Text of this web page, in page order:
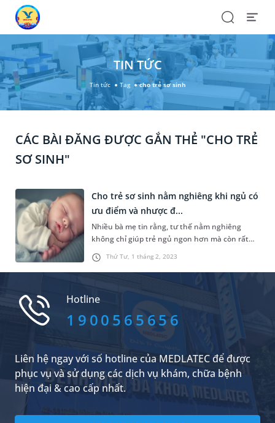
SearchOpen
TIN TỨC
Tin tức Tag cho trẻ sơ sinh
CÁC BÀI ĐĂNG ĐƯỢC GẮN THẺ "CHO TRẺ
SƠ SINH"
Thứ Tư, 1 tháng 2, 2023
Cho trẻ sơ sinh nằm nghiêng khi ngủ có
ưu điểm và nhược đ...
Nhiều bà mẹ tin rằng, tư thế nằm nghiêng
không chỉ giúp trẻ ngủ ngon hơn mà còn rất
tốt cho sức khỏe. Vậy quan điểm này có chính
xác không? Cho trẻ sơ sinh nằm nghiêng có
những ưu điểm, nhược điểm gì và tư thế ngủ
Hotline
1900565656
Liên hệ ngay với số hotline của MEDLATEC để được
phục vụ và sử dụng các dịch vụ khám, chữa bệnh
hiện đại & cao cấp nhất.